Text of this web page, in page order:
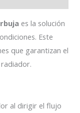
es la solución
Este
que garantizan el
al dirigir el flujo